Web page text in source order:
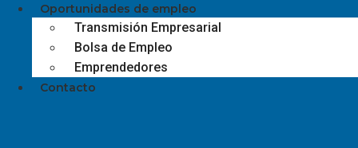
Oportunidades de empleo
Transmisión Empresarial
Bolsa de Empleo
Emprendedores
Contacto